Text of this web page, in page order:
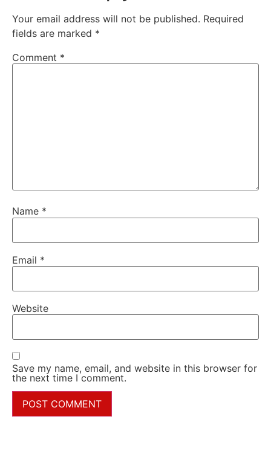
Your email address will not be published. Required
fields are marked *
Comment *
Name *
Email *
Website
Save my name, email, and website in this browser for
the next time I comment.